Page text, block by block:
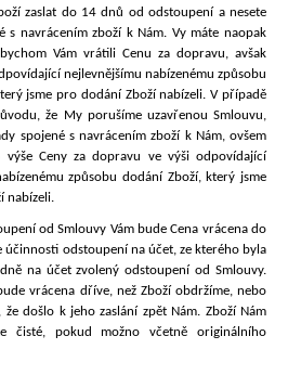
zaslat do 14 dnů od odstoupení a nesete
s navrácením zboží k Nám. Vy máte naopak
Vám vrátili Cenu za dopravu, avšak
nejlevnějšímu nabízenému způsobu
jsme pro dodání Zboží nabízeli. V případě
že My porušíme uzavřenou Smlouvu,
spojené s navrácením zboží k Nám, ovšem
Ceny za dopravu ve výši odpovídající
způsobu dodání Zboží, který jsme
nabízeli.
od Smlouvy Vám bude Cena vrácena do
účinnosti odstoupení na účet, ze kterého byla
na účet zvolený odstoupení od Smlouvy.
vrácena dříve, než Zboží obdržíme, nebo
že došlo k jeho zaslání zpět Nám. Zboží Nám
čisté, pokud možno včetně originálního